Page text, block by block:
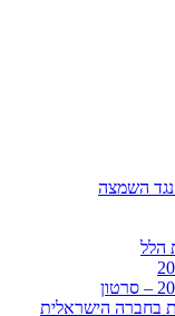
הלל
בחברה הישראלית